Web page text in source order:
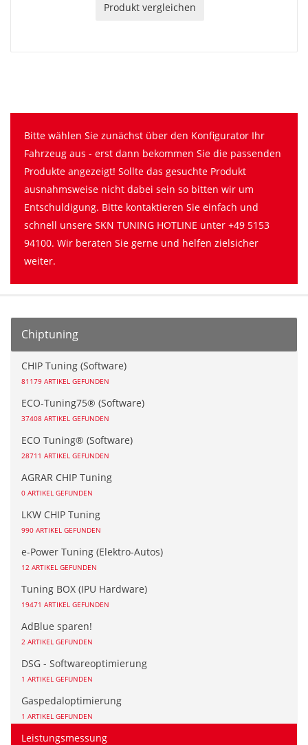
Produkt vergleichen
Bitte wählen Sie zunächst über den Konfigurator Ihr
Fahrzeug aus - erst dann bekommen Sie die passenden
Produkte angezeigt! Sollte das gesuchte Produkt
ausnahmsweise nicht dabei sein so bitten wir um
Entschuldigung. Bitte kontaktieren Sie einfach und
schnell unsere SKN TUNING HOTLINE unter +49 5153
94100. Wir beraten Sie gerne und helfen zielsicher
weiter.
Chiptuning
CHIP Tuning (Software)
81179 ARTIKEL GEFUNDEN
ECO-Tuning75® (Software)
37408 ARTIKEL GEFUNDEN
ECO Tuning® (Software)
28711 ARTIKEL GEFUNDEN
AGRAR CHIP Tuning
0 ARTIKEL GEFUNDEN
LKW CHIP Tuning
990 ARTIKEL GEFUNDEN
e-Power Tuning (Elektro-Autos)
12 ARTIKEL GEFUNDEN
Tuning BOX (IPU Hardware)
19471 ARTIKEL GEFUNDEN
AdBlue sparen!
2 ARTIKEL GEFUNDEN
DSG - Softwareoptimierung
1 ARTIKEL GEFUNDEN
Gaspedaloptimierung
1 ARTIKEL GEFUNDEN
Leistungsmessung